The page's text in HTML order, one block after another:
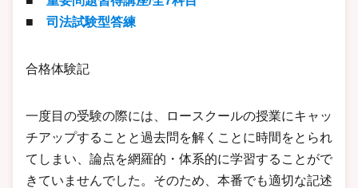
■ 司法試験型答練
合格体験記
一度目の受験の際には、ロースクールの授業にキャッ
チアップすることと過去問を解くことに時間をとられ
てしまい、論点を網羅的・体系的に学習することがで
きていませんでした。そのため、本番でも適切な記述